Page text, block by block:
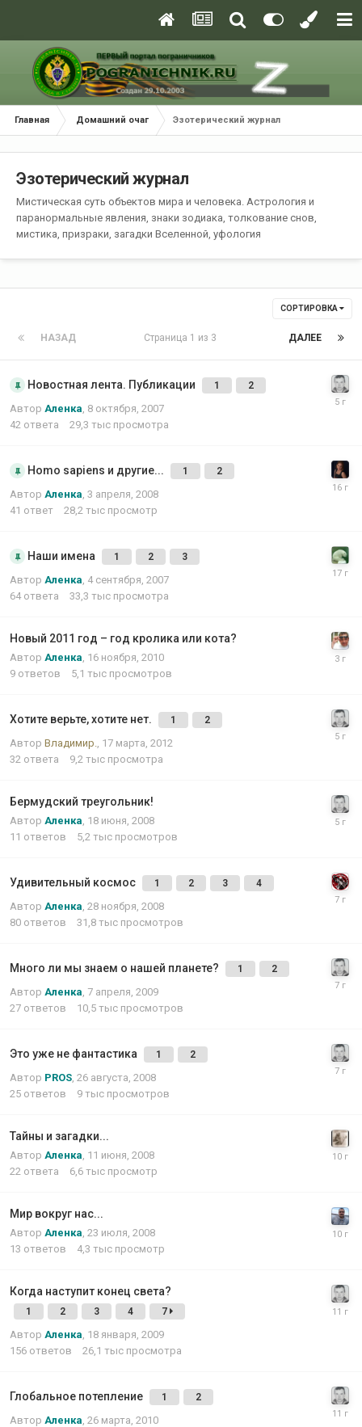
Главная Домашний очаг Эзотерический журнал
Эзотерический журнал
Мистическая суть объектов мира и человека. Астрология и
паранормальные явления, знаки зодиака, толкование снов,
мистика, призраки, загадки Вселенной, уфология
СОРТИРОВКА
НАЗАД ДАЛЕЕ
Страница 1 из 3
Новостная лента. Публикации 1 2
Автор Аленка 8 октября, 2007
42 ответа 29,3 тыс просмотра
Homo sapiens и другие... 1 2
Автор Аленка 3 апреля, 2008
41 ответ 28,2 тыс просмотр
Наши имена 1 2 3
Автор Аленка 4 сентября, 2007
64 ответа 33,3 тыс просмотра
Новый 2011 год – год кролика или кота?
Автор Аленка 16 ноября, 2010
9 ответов 5,1 тыс просмотров
Хотите верьте, хотите нет. 1 2
Автор Владимир.
17 марта, 2012
32 ответа 9,2 тыс просмотра
Бермудский треугольник!
Автор Аленка 18 июня, 2008
11 ответов 5,2 тыс просмотров
Удивительный космос 1 2 3 4
Автор Аленка 28 ноября, 2008
80 ответов 31,8 тыс просмотров
Много ли мы знаем о нашей планете? 1 2
Автор Аленка 7 апреля, 2009
27 ответов 10,5 тыс просмотров
Это уже не фантастика 1 2
Автор PROS 26 августа, 2008
25 ответов 9 тыс просмотров
Тайны и загадки...
Автор Аленка 11 июня, 2008
22 ответа 6,6 тыс просмотр
Мир вокруг нас...
Автор Аленка 23 июля, 2008
13 ответов 4,3 тыс просмотр
Когда наступит конец света?
1 2 3 4 7
Автор Аленка 18 января, 2009
156 ответов 26,1 тыс просмотра
Глобальное потепление 1 2
Автор Аленка 26 марта, 2010